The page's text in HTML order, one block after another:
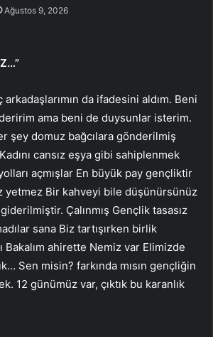
Ağustos 9, 2026
arkadaşlarımın da ifadesini aldım. Beni
ama beni de duysunlar isterim.
şey domuz bağcılara gönderilmiş
cansız eşya gibi sahiplenmek
açmışlar En büyük pay gençliktir
yetmez Bir kahveyi bile düşünürsünüz
Çalınmış Gençlik tasasız
sana Biz tartışırken birlik
Bakalım ahirette Nemiz var Elimizde
Sen misin? farkında mısın gençliğin
12 günümüz var, çıktık bu karanlık